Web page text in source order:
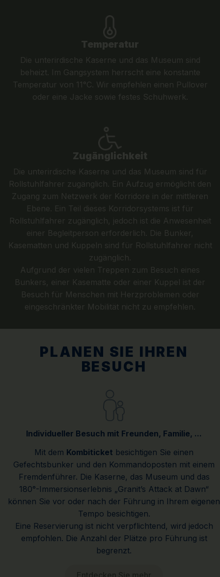
Temperatur
Die unterirdische Kaserne und das Museum sind
beheizt. Im Gangsystem herrscht eine konstante
Temperatur von 11°C. Wir empfehlen einen Pullover
oder eine Jacke sowie festes Schuhwerk.
Zugänglichkeit
Die unterirdische Kaserne und das Museum sind für
Rollstuhlfahrer zugänglich. Ein Aufzug ermöglicht den
Zugang zum Netzwerk der Korridore in der mittleren
Ebene. Ein Teil dieses Korridorsystems ist für
Rollstuhlfahrer zugänglich, jedoch ist die Anwesenheit
einer Begleitperson erforderlich. Die Bunker,
Kasematten und Kuppeln sind für Rollstuhlfahrer nicht
zugänglich.
Aufgrund der vielen Treppen zum Besuch eines
Bunkers, einer Kasematte oder einer Kuppel ist der
Besuch für Menschen mit Herzproblemen oder
eingeschränkter Mobilität nicht zu empfehlen.
PLANEN SIE IHREN
BESUCH
Individueller Besuch mit Freunden, Familie, ...
Mit dem Kombiticket besichtigen Sie einen
Gefechtsbunker und den Kommandoposten mit einem
Fremdenführer. Die Kaserne, das Museum und das
180°-Immersionserlebnis „Granit’s Attack at Dawn“
können Sie vor oder nach der Führung in Ihrem eigenen
Tempo besichtigen.
Eine Reservierung ist nicht verpflichtend, wird jedoch
empfohlen. Die Anzahl der Plätze pro Führung ist
begrenzt.